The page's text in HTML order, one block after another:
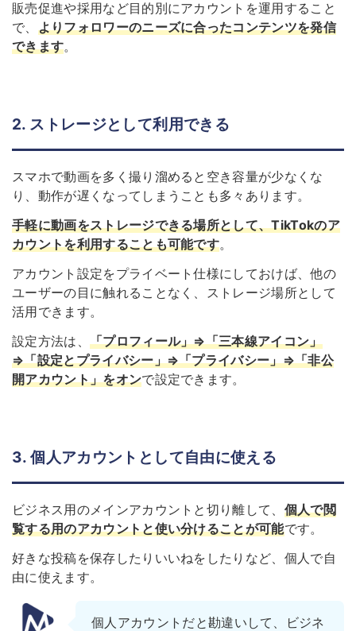
販売促進や採用など目的別にアカウントを運用すること
で、 よりフォロワーのニーズに合ったコンテンツを発信
できます。
2. ストレージとして利用できる
スマホで動画を多く撮り溜めると空き容量が少なくな
り、動作が遅くなってしまうことも多々あります。
手軽に動画をストレージできる場所として、TikTokのア
カウントを利用することも可能です。
アカウント設定をプライベート仕様にしておけば、他の
ユーザーの目に触れることなく、ストレージ場所として
活用できます。
設定方法は、 「プロフィール」⇒「三本線アイコン」
⇒「設定とプライバシー」⇒「プライバシー」⇒「非公
開アカウント」をオンで設定できます。
3. 個人アカウントとして自由に使える
ビジネス用のメインアカウントと切り離して、 個人で閲
覧する用のアカウントと使い分けることが可能です。
好きな投稿を保存 したりいいねをしたりなど、個人で自
由に使えます。
個人アカウントだと勘違いして、ビジネ